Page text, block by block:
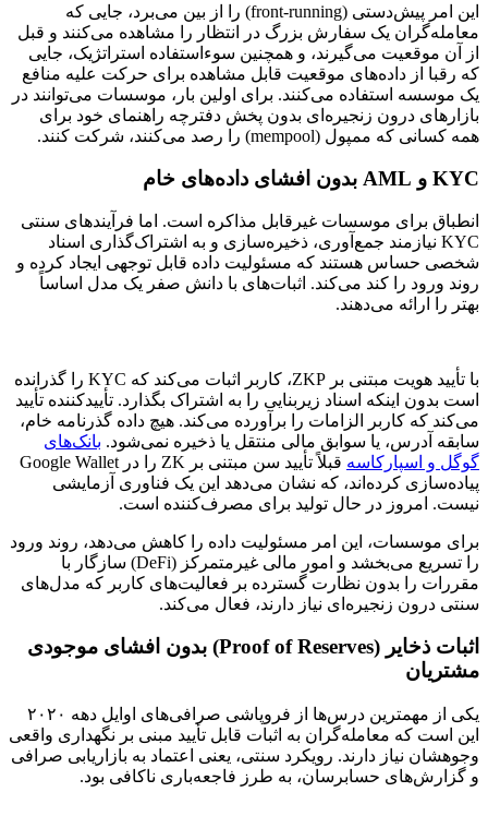
این امر پیش‌دستی (front-running) را از بین می‌برد، جایی که
معامله‌گران یک سفارش بزرگ در انتظار را مشاهده می‌کنند و قبل
از آن موقعیت می‌گیرند، و همچنین سوءاستفاده استراتژیک، جایی
که رقبا از داده‌های موقعیت قابل مشاهده برای حرکت علیه منافع
یک موسسه استفاده می‌کنند. برای اولین بار، موسسات می‌توانند در
بازارهای درون زنجیره‌ای بدون پخش دفترچه راهنمای خود برای
همه کسانی که ممپول (mempool) را رصد می‌کنند، شرکت کنند.
KYC و AML بدون افشای داده‌های خام
انطباق برای موسسات غیرقابل مذاکره است. اما فرآیندهای سنتی
KYC نیازمند جمع‌آوری، ذخیره‌سازی و به اشتراک‌گذاری اسناد
شخصی حساس هستند که مسئولیت داده قابل توجهی ایجاد کرده و
روند ورود را کند می‌کند. اثبات‌های با دانش صفر یک مدل اساساً
بهتر را ارائه می‌دهند.
با تأیید هویت مبتنی بر ZKP، کاربر اثبات می‌کند که KYC را گذرانده
است بدون اینکه اسناد زیربنایی را به اشتراک بگذارد. تأییدکننده تأیید
می‌کند که کاربر الزامات را برآورده می‌کند. هیچ داده گذرنامه خام،
سابقه آدرس، یا سوابق مالی منتقل یا ذخیره نمی‌شود. بانک‌های
گوگل و اسپارکاسه
قبلاً تأیید سن مبتنی بر ZK را در Google Wallet
پیاده‌سازی کرده‌اند، که نشان می‌دهد این یک فناوری آزمایشی
نیست. امروز در حال تولید برای مصرف‌کننده است.
برای موسسات، این امر مسئولیت داده را کاهش می‌دهد، روند ورود
را تسریع می‌بخشد و امور مالی غیرمتمرکز (DeFi) سازگار با
مقررات را بدون نظارت گسترده بر فعالیت‌های کاربر که مدل‌های
سنتی درون زنجیره‌ای نیاز دارند، فعال می‌کند.
اثبات ذخایر (Proof of Reserves) بدون افشای موجودی
مشتریان
یکی از مهمترین درس‌ها از فروپاشی صرافی‌های اوایل دهه ۲۰۲۰
این است که معامله‌گران به اثبات قابل تأیید مبنی بر نگهداری واقعی
وجوهشان نیاز دارند. رویکرد سنتی، یعنی اعتماد به بازاریابی صرافی
و گزارش‌های حسابرسان، به طرز فاجعه‌باری ناکافی بود.